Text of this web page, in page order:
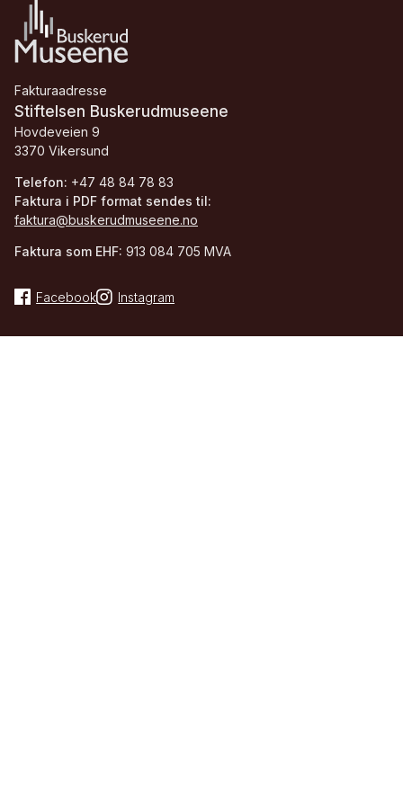
Fakturaadresse
Stiftelsen Buskerudmuseene
Hovdeveien 9
3370 Vikersund
Telefon: +47 48 84 78 83
Faktura i PDF format sendes til:
faktura@buskerudmuseene.no
Faktura som EHF: 913 084 705 MVA
Facebook Instagram